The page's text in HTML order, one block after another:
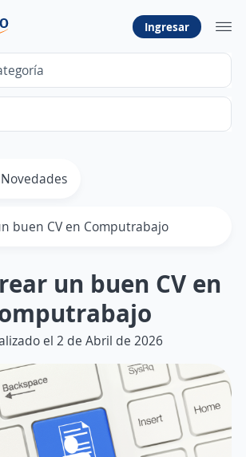
Ingresar
Novedades
buen CV en Computrabajo
un buen CV en
el 2 de Abril de 2026